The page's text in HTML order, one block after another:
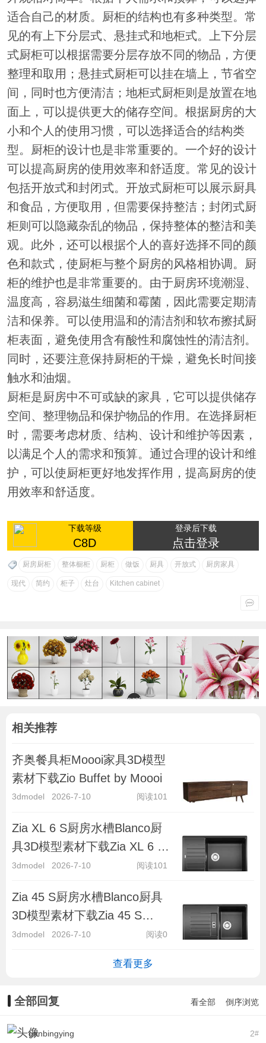
适合自己的材质。厨柜的结构也有多种类型。常
见的有上下分层式、悬挂式和地柜式。上下分层
式厨柜可以根据需要分层存放不同的物品，方便
整理和取用；悬挂式厨柜可以挂在墙上，节省空
间，同时也方便清洁；地柜式厨柜则是放置在地
面上，可以提供更大的储存空间。根据厨房的大
小和个人的使用习惯，可以选择适合的结构类
型。厨柜的设计也是非常重要的。一个好的设计
可以提高厨房的使用效率和舒适度。常见的设计
包括开放式和封闭式。开放式厨柜可以展示厨具
和食品，方便取用，但需要保持整洁；封闭式厨
柜则可以隐藏杂乱的物品，保持整体的整洁和美
观。此外，还可以根据个人的喜好选择不同的颜
色和款式，使厨柜与整个厨房的风格相协调。厨
柜的维护也是非常重要的。由于厨房环境潮湿、
温度高，容易滋生细菌和霉菌，因此需要定期清
洁和保养。可以使用温和的清洁剂和软布擦拭厨
柜表面，避免使用含有酸性和腐蚀性的清洁剂。
同时，还要注意保持厨柜的干燥，避免长时间接
触水和油烟。
厨柜是厨房中不可或缺的家具，它可以提供储存
空间、整理物品和保护物品的作用。在选择厨柜
时，需要考虑材质、结构、设计和维护等因素，
以满足个人的需求和预算。通过合理的设计和维
护，可以使厨柜更好地发挥作用，提高厨房的使
用效率和舒适度。
下载等级
C8D
登录后下载
点击登录
厨房厨柜 整体橱柜 厨柜 做饭 厨具 开放式 厨房家具
现代 简约 柜子 灶台 Kitchen cabinet
相关推荐
齐奥餐具柜Moooi家具3D模型
素材下载Zio Buffet by Moooi
3dmodel 2026-7-10 阅读101
Zia XL 6 S厨房水槽Blanco厨
具3D模型素材下载Zia XL 6 S
Kitchen Sink by Blanco
3dmodel 2026-7-10 阅读101
Zia 45 S厨房水槽Blanco厨具
3D模型素材下载Zia 45 S
Kitchen Sink by Blanco
3dmodel 2026-7-10 阅读0
查看更多
全部回复 看全部 倒序浏览
2#
ganbingying